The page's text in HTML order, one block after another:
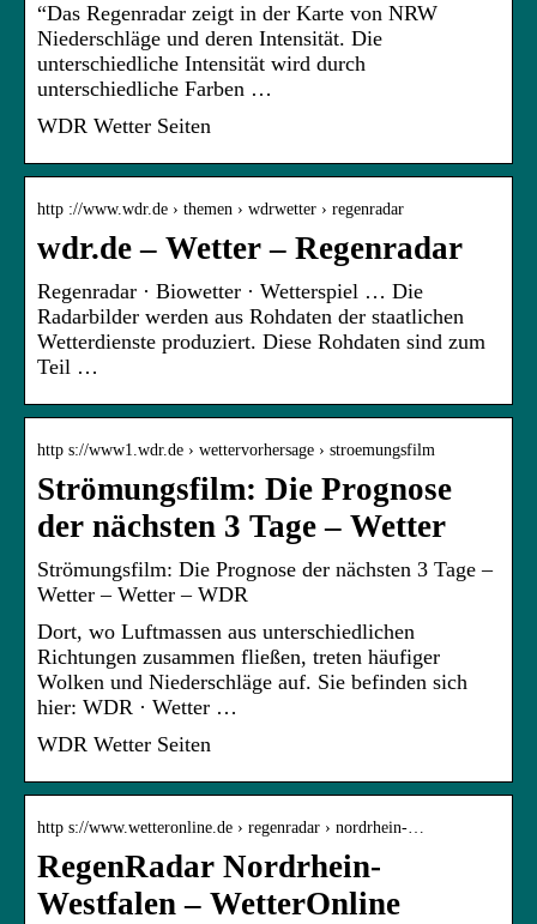
“Das Regenradar zeigt in der Karte von NRW
Niederschläge und deren Intensität. Die
unterschiedliche Intensität wird durch
unterschiedliche Farben …
WDR Wetter Seiten
http ://www.wdr.de › themen › wdrwetter › regenradar
wdr.de – Wetter – Regenradar
Regenradar · Biowetter · Wetterspiel … Die
Radarbilder werden aus Rohdaten der staatlichen
Wetterdienste produziert. Diese Rohdaten sind zum
Teil …
http s://www1.wdr.de › wettervorhersage › stroemungsfilm
Strömungsfilm: Die Prognose
der nächsten 3 Tage – Wetter
Strömungsfilm: Die Prognose der nächsten 3 Tage –
Wetter – Wetter – WDR
Dort, wo Luftmassen aus unterschiedlichen
Richtungen zusammen fließen, treten häufiger
Wolken und Niederschläge auf. Sie befinden sich
hier: WDR · Wetter …
WDR Wetter Seiten
http s://www.wetteronline.de › regenradar › nordrhein-…
RegenRadar Nordrhein-
Westfalen – WetterOnline